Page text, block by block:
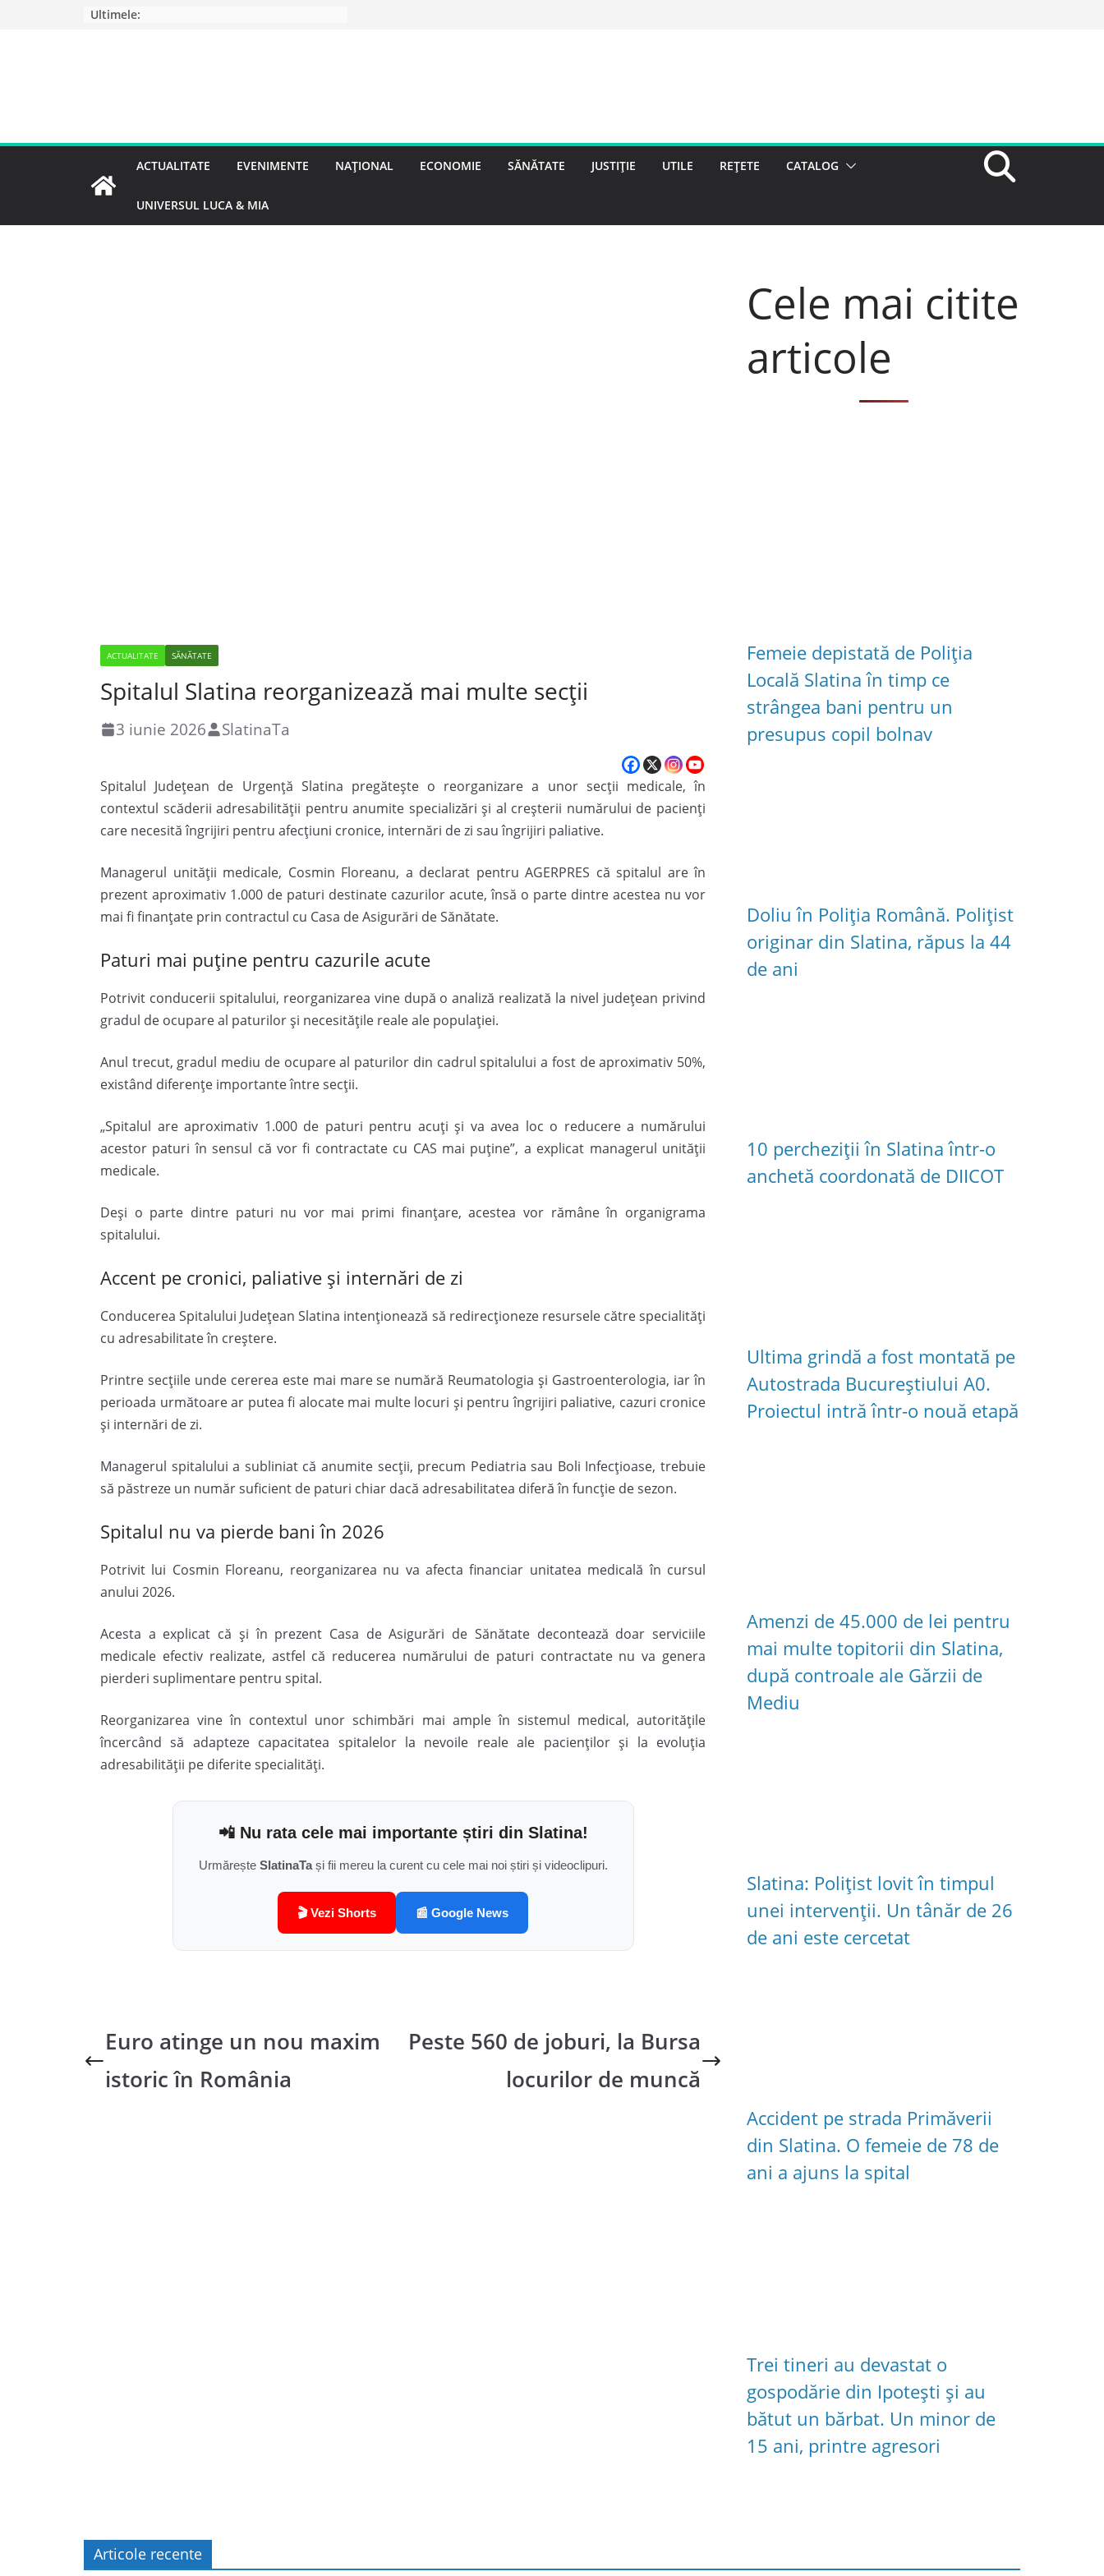
Ultimele:
ACTUALITATE EVENIMENTE NAȚIONAL ECONOMIE SĂNĂTATE JUSTIȚIE UTILE REȚETE CATALOG
UNIVERSUL LUCA & MIA
ACTUALITATE SĂNĂTATE
Spitalul Slatina reorganizează mai multe secții
3 iunie 2026 SlatinaTa
Spitalul Județean de Urgență Slatina pregătește o reorganizare a unor secții medicale, în
contextul scăderii adresabilității pentru anumite specializări și al creșterii numărului de pacienți
care necesită îngrijiri pentru afecțiuni cronice, internări de zi sau îngrijiri paliative.
Managerul unității medicale, Cosmin Floreanu, a declarat pentru AGERPRES că spitalul are în
prezent aproximativ 1.000 de paturi destinate cazurilor acute, însă o parte dintre acestea nu vor
mai fi finanțate prin contractul cu Casa de Asigurări de Sănătate.
Paturi mai puține pentru cazurile acute
Potrivit conducerii spitalului, reorganizarea vine după o analiză realizată la nivel județean privind
gradul de ocupare al paturilor și necesitățile reale ale populației.
Anul trecut, gradul mediu de ocupare al paturilor din cadrul spitalului a fost de aproximativ 50%,
existând diferențe importante între secții.
„Spitalul are aproximativ 1.000 de paturi pentru acuți și va avea loc o reducere a numărului
acestor paturi în sensul că vor fi contractate cu CAS mai puține”, a explicat managerul unității
medicale.
Deși o parte dintre paturi nu vor mai primi finanțare, acestea vor rămâne în organigrama
spitalului.
Accent pe cronici, paliative și internări de zi
Conducerea Spitalului Județean Slatina intenționează să redirecționeze resursele către specialități
cu adresabilitate în creștere.
Printre secțiile unde cererea este mai mare se numără Reumatologia și Gastroenterologia, iar în
perioada următoare ar putea fi alocate mai multe locuri și pentru îngrijiri paliative, cazuri cronice
și internări de zi.
Managerul spitalului a subliniat că anumite secții, precum Pediatria sau Boli Infecțioase, trebuie
să păstreze un număr suficient de paturi chiar dacă adresabilitatea diferă în funcție de sezon.
Spitalul nu va pierde bani în 2026
Potrivit lui Cosmin Floreanu, reorganizarea nu va afecta financiar unitatea medicală în cursul
anului 2026.
Acesta a explicat că și în prezent Casa de Asigurări de Sănătate decontează doar serviciile
medicale efectiv realizate, astfel că reducerea numărului de paturi contractate nu va genera
pierderi suplimentare pentru spital.
Reorganizarea vine în contextul unor schimbări mai ample în sistemul medical, autoritățile
încercând să adapteze capacitatea spitalelor la nevoile reale ale pacienților și la evoluția
adresabilității pe diferite specialități.
📲 Nu rata cele mai importante știri din Slatina!
Urmărește SlatinaTași fii mereu la curent cu cele mai noi știri și videoclipuri.
🎬 Vezi Shorts 📰 Google News
Euro atinge un nou maxim
istoric în România
Peste 560 de joburi, la Bursa
locurilor de muncă
Cele mai citite
articole
Femeie depistată de Poliția
Locală Slatina în timp ce
strângea bani pentru un
presupus copil bolnav
Doliu în Poliția Română. Polițist
originar din Slatina, răpus la 44
de ani
10 percheziții în Slatina într-o
anchetă coordonată de DIICOT
Ultima grindă a fost montată pe
Autostrada Bucureștiului A0.
Proiectul intră într-o nouă etapă
Amenzi de 45.000 de lei pentru
mai multe topitorii din Slatina,
după controale ale Gărzii de
Mediu
Slatina: Polițist lovit în timpul
unei intervenții. Un tânăr de 26
de ani este cercetat
Accident pe strada Primăverii
din Slatina. O femeie de 78 de
ani a ajuns la spital
Trei tineri au devastat o
gospodărie din Ipotești și au
bătut un bărbat. Un minor de
15 ani, printre agresori
Articole recente